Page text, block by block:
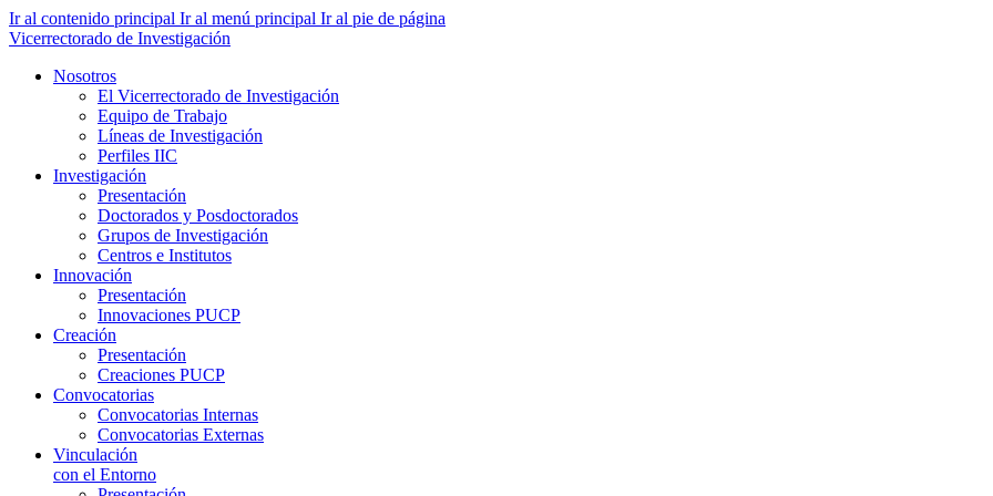
Ir al contenido principal Ir al menú principal Ir al pie de página
Vicerrectorado de Investigación
Nosotros
El Vicerrectorado de Investigación
Equipo de Trabajo
Líneas de Investigación
Perfiles IIC
Investigación
Presentación
Doctorados y Posdoctorados
Grupos de Investigación
Centros e Institutos
Innovación
Presentación
Innovaciones PUCP
Creación
Presentación
Creaciones PUCP
Convocatorias
Convocatorias Internas
Convocatorias Externas
Vinculación
con el Entorno